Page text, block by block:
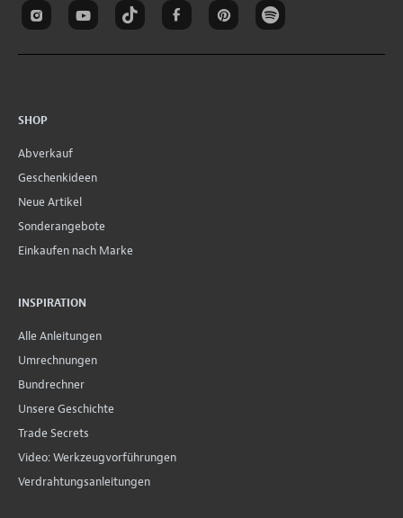
SHOP
Abverkauf
Geschenkideen
Neue Artikel
Sonderangebote
Einkaufen nach Marke
INSPIRATION
Alle Anleitungen
Umrechnungen
Bundrechner
Unsere Geschichte
Trade Secrets
Video: Werkzeugvorführungen
Verdrahtungsanleitungen